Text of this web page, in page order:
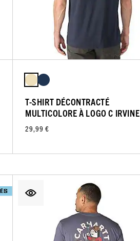
T-SHIRT DÉCONTRACTÉ
MULTICOLORE À LOGO C IRVINE
29,99 €